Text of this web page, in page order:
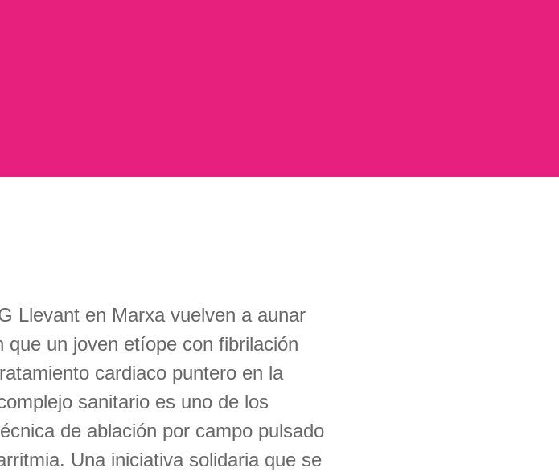
Llevant en Marxa vuelven a aunar
un joven etíope con fibrilación
cardiaco puntero en la
sanitario es uno de los
de ablación por campo pulsado
Una iniciativa solidaria que se